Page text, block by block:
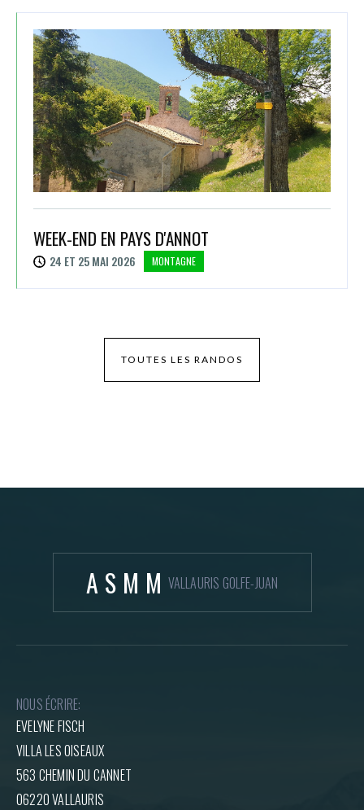
WEEK-END EN PAYS D'ANNOT
24 ET 25 MAI 2026 MONTAGNE
TOUTES LES RANDOS
ASMM VALLAURIS GOLFE-JUAN
NOUS ÉCRIRE:
EVELYNE FISCH
VILLA LES OISEAUX
563 CHEMIN DU CANNET
06220 VALLAURIS